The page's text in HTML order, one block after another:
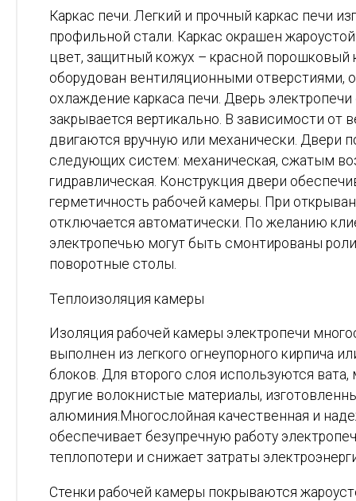
Каркас печи. Легкий и прочный каркас печи
профильной стали. Каркас окрашен
цвет, защитный кожух – красной порошковый
оборудован вентиляционными отверстиями,
охлаждение каркаса печи. Дверь
закрывается вертикально. В зависимости от
двигаются вручную или механически. Двери
следующих систем: механическая, сжатым
гидравлическая. Конструкция двери
герметичность рабочей камеры. При
отключается автоматически. По желанию
электропечью могут быть смонтированы
поворотные столы.
Теплоизоляция камеры
Изоляция рабочей камеры электропечи
выполнен из легкого огнеупорного кирпича
блоков. Для второго слоя используются
другие волокнистые материалы,
алюминия.Многослойная качественная и
обеспечивает безупречную работу
теплопотери и снижает затраты
Стенки рабочей камеры покрываются